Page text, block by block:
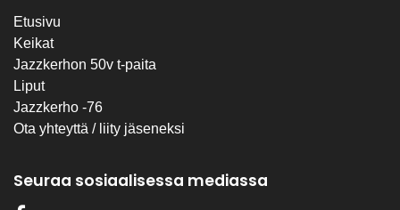
Etusivu
Keikat
Jazzkerhon 50v t-paita
Liput
Jazzkerho -76
Ota yhteyttä / liity jäseneksi
Seuraa sosiaalisessa mediassa